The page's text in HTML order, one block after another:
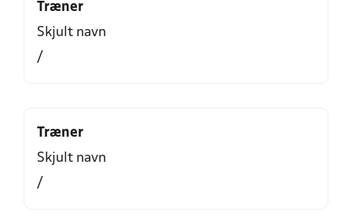
Træner
Skjult navn
/
Træner
Skjult navn
/